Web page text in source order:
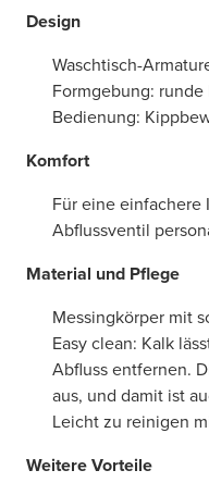
Design
Waschtisch-
Formgebung:
Bedienung:
Komfort
Für eine
Abflussventil
Material und Pflege
Messingkörper mit
Easy clean: Kalk
Abfluss entfernen.
aus, und damit ist
Leicht zu reinigen
Weitere Vorteile